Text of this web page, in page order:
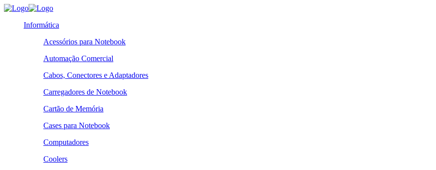
Informática
Acessórios para Notebook
Automação Comercial
Cabos, Conectores e Adaptadores
Carregadores de Notebook
Cartão de Memória
Cases para Notebook
Computadores
Coolers